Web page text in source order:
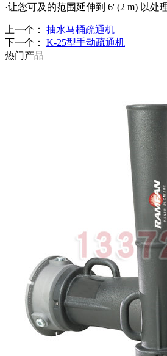
·让您可及的范围延伸到 6' (2 m) 以处
上一个： 抽水马桶疏通机
下一个： K-25型手动疏通机
热门产品